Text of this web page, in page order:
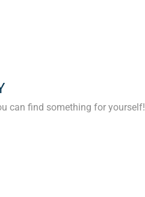
can find something for yourself!